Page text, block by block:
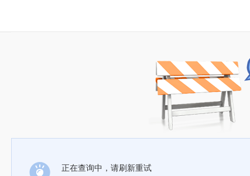
正在查询中，请刷新重试